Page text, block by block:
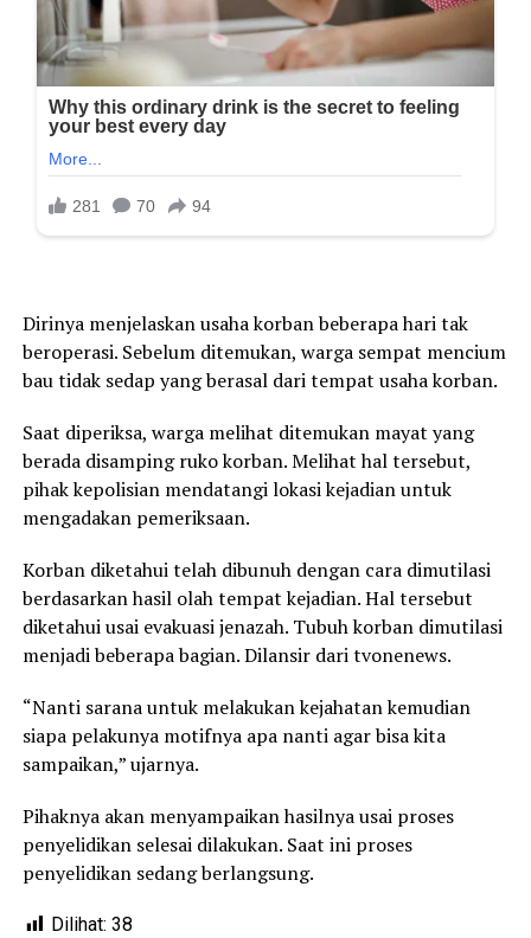
Dirinya menjelaskan usaha korban beberapa hari tak
beroperasi. Sebelum ditemukan, warga sempat mencium
bau tidak sedap yang berasal dari tempat usaha korban.
Saat diperiksa, warga melihat ditemukan mayat yang
berada disamping ruko korban. Melihat hal tersebut,
pihak kepolisian mendatangi lokasi kejadian untuk
mengadakan pemeriksaan.
Korban diketahui telah dibunuh dengan cara dimutilasi
berdasarkan hasil olah tempat kejadian. Hal tersebut
diketahui usai evakuasi jenazah. Tubuh korban dimutilasi
menjadi beberapa bagian. Dilansir dari tvonenews.
“Nanti sarana untuk melakukan kejahatan kemudian
siapa pelakunya motifnya apa nanti agar bisa kita
sampaikan,” ujarnya.
Pihaknya akan menyampaikan hasilnya usai proses
penyelidikan selesai dilakukan. Saat ini proses
penyelidikan sedang berlangsung.
Dilihat: 38